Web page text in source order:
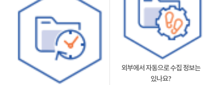
외부에서 자동으로 수집 정보는
있나요?